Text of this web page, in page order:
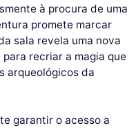
à procura de uma
promete marcar
sala revela uma nova
recriar a magia que
arqueológicos da
garantir o acesso a